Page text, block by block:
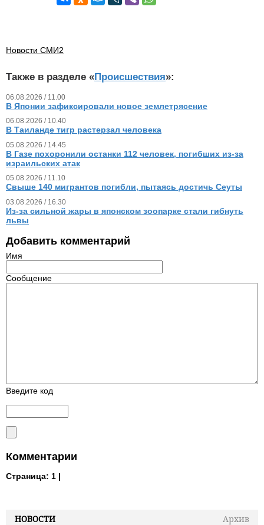
НОВОСТИ
Архив
Новости СМИ2
Также в разделе «Происшествия»:
06.08.2026 / 11.00
В Японии зафиксировали новое землетрясение
06.08.2026 / 10.40
В Таиланде тигр растерзал человека
05.08.2026 / 14.45
В Газе похоронили останки 112 человек, погибших из‑за
израильских атак
05.08.2026 / 11.10
Свыше 140 мигрантов погибли, пытаясь достичь Сеуты
03.08.2026 / 16.30
Из‑за сильной жары в японском зоопарке стали гибнуть
львы
Добавить комментарий
Имя
Сообщение
Введите код
Комментарии
Страница: 1 |